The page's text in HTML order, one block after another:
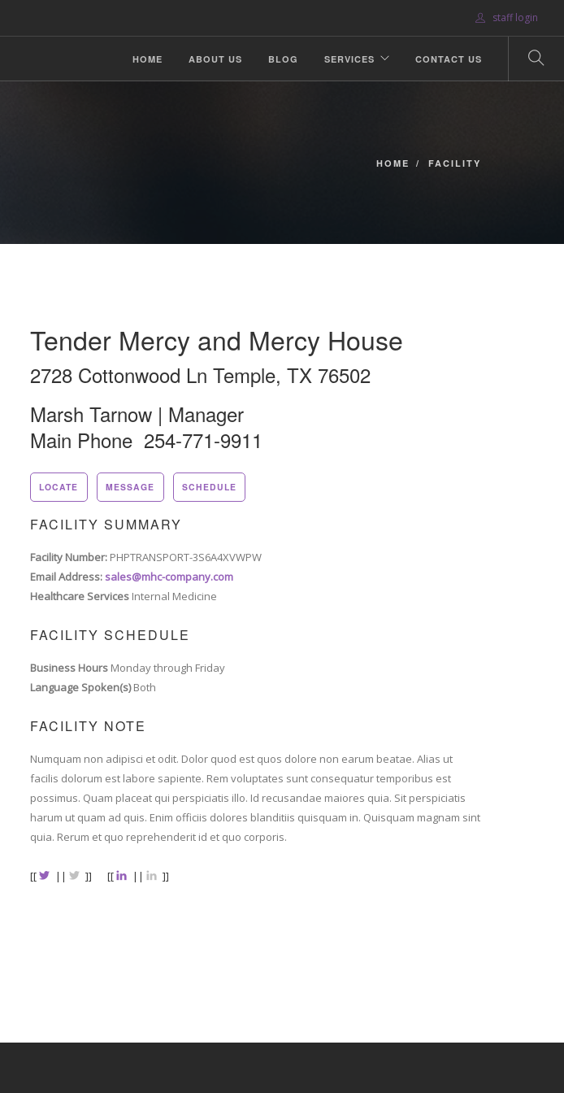
staff login
HOME ABOUT US BLOG SERVICES CONTACT US
HOME FACILITY
Tender Mercy and Mercy House
2728 Cottonwood Ln Temple, TX 76502
Marsh Tarnow | Manager
Main Phone 254-771-9911
LOCATE MESSAGE SCHEDULE
FACILITY SUMMARY
Facility Number: PHPTRANSPORT-3S6A4XVWPW
Email Address: sales@mhc-company.com
Healthcare Services Internal Medicine
FACILITY SCHEDULE
Business Hours Monday through Friday
Language Spoken(s)Both
FACILITY NOTE
Numquam non adipisci et odit. Dolor quod est quos dolore non earum beatae. Alias ut
facilis dolorum est labore sapiente. Rem voluptates sunt consequatur temporibus est
possimus. Quam placeat qui perspiciatis illo. Id recusandae maiores quia. Sit perspiciatis
harum ut quam ad quis. Enim officiis dolores blanditiis quisquam in. Quisquam magnam sint
quia. Rerum et quo reprehenderit id et quo corporis.
[[ || ]] [[ || ]]